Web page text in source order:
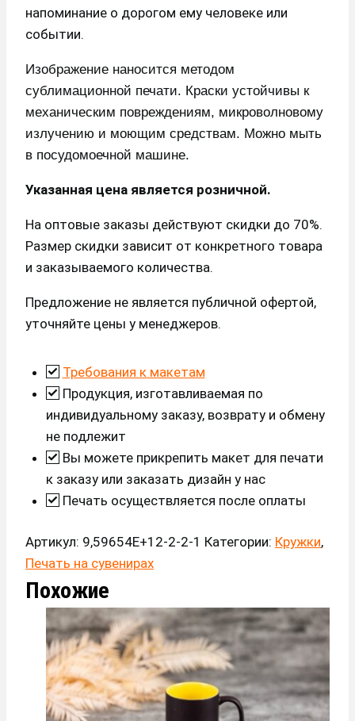
напоминание о дорогом ему человеке или
событии.
Изображение наносится методом
сублимационной печати. Краски устойчивы к
механическим повреждениям, микроволновому
излучению и моющим средствам. Можно мыть
в посудомоечной машине.
Указанная цена является розничной.
На оптовые заказы действуют скидки до 70%.
Размер скидки зависит от конкретного товара
и заказываемого количества.
Предложение не является публичной офертой,
уточняйте цены у менеджеров.
Требования к макетам
Продукция, изготавливаемая по
индивидуальному заказу, возврату и обмену
не подлежит
Вы можете прикрепить макет для печати
к заказу или заказать дизайн у нас
Печать осуществляется после оплаты
Артикул: 9,59654E+12-2-2-1 Категории: Кружки,
Печать на сувенирах
Похожие